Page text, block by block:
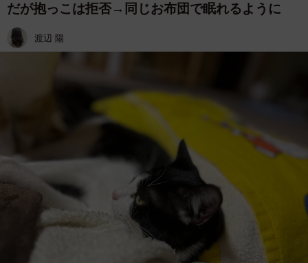
だが抱っこは拒否→同じお布団で眠れるように
渡辺 陽